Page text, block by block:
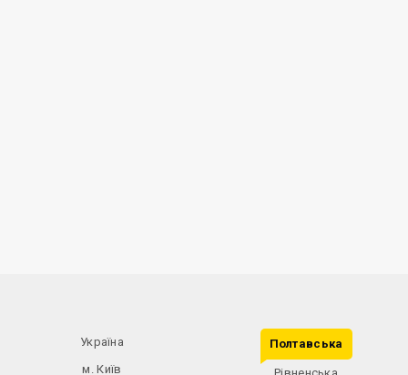
Україна
м. Київ
Полтавська